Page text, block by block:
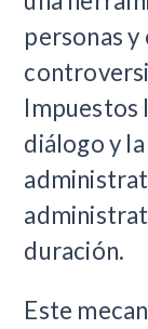
personas
Impuestos
diálogo y
duración.
Este